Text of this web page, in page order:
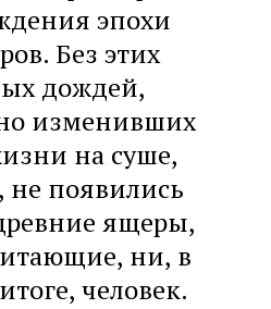
эпохи
Без этих
дождей,
изменивших
на суше,
появились
ящеры,
ни, в
человек.